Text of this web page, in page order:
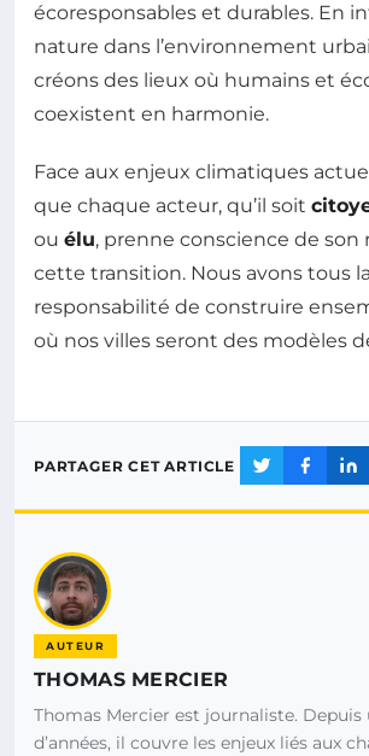
écoresponsables et durables. En
nature dans l’environnement
créons des lieux où humains et
coexistent en harmonie.
Face aux enjeux climatiques
que chaque acteur, qu’il soit
ou élu, prenne conscience de son
cette transition. Nous avons tous la
responsabilité de construire
où nos villes seront des modèles
PARTAGER CET ARTICLE
AUTEUR
THOMAS MERCIER
Thomas Mercier est journaliste. Depuis
d’années, il couvre les enjeux liés aux